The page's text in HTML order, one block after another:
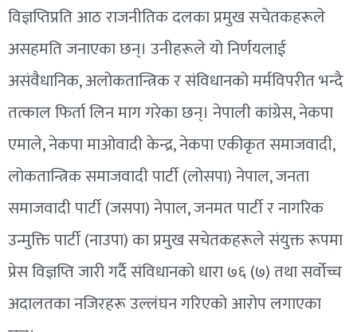
विज्ञप्तिप्रति आठ राजनीतिक दलका प्रमुख सचेतकहरूले
असहमति जनाएका छन्। उनीहरूले यो निर्णयलाई
असंवैधानिक, अलोकतान्त्रिक र संविधानको मर्मविपरीत भन्दै
तत्काल फिर्ता लिन माग गरेका छन्। नेपाली कांग्रेस, नेकपा
एमाले, नेकपा माओवादी केन्द्र, नेकपा एकीकृत समाजवादी,
लोकतान्त्रिक समाजवादी पार्टी (लोसपा) नेपाल, जनता
समाजवादी पार्टी (जसपा) नेपाल, जनमत पार्टी र नागरिक
उन्मुक्ति पार्टी (नाउपा) का प्रमुख सचेतकहरूले संयुक्त रूपमा
प्रेस विज्ञप्ति जारी गर्दै संविधानको धारा ७६ (७) तथा सर्वोच्च
अदालतका नजिरहरू उल्लंघन गरिएको आरोप लगाएका